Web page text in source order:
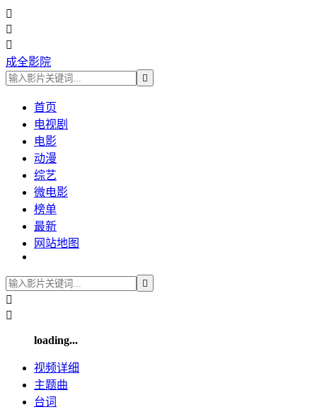



成全影院

首页
电视剧
电影
动漫
综艺
微电影
榜单
最新
网站地图



loading...
视频详细
主题曲
台词